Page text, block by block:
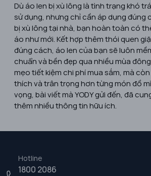
Dù áo len bị xù lông là tình trạng khó
sử dụng, nhưng chỉ cần áp dụng đúng
bị xù lông tại nhà, bạn hoàn toàn có
áo như mới. Kết hợp thêm thói quen
đúng cách, áo len của bạn sẽ luôn
chuẩn và bền đẹp qua nhiều mùa
mẹo tiết kiệm chi phí mua sắm, mà
thích và trân trọng hơn từng món đồ
vọng, bài viết mà YODY gửi đến, đã
thêm nhiều thông tin hữu ích.
Hotline
1800 2086